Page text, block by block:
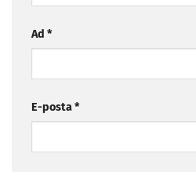
Ad *
E-posta*